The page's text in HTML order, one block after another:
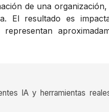
de una
El resultado es
IA y herramientas